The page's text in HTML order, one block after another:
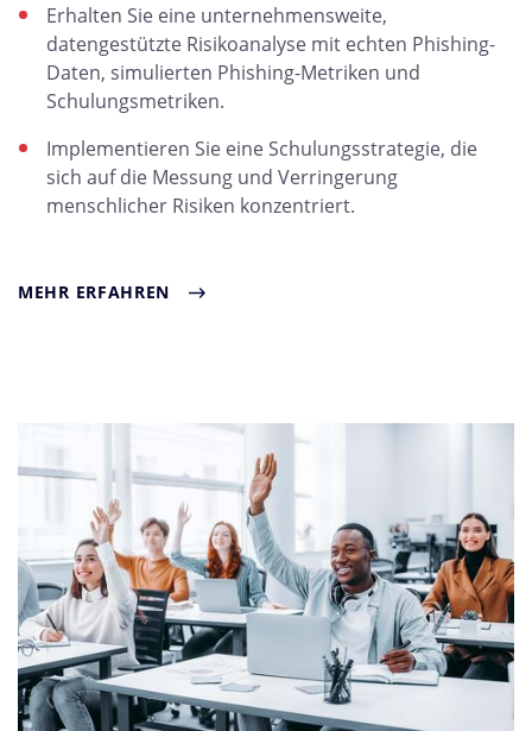
Erhalten Sie eine unternehmensweite,
datengestützte Risikoanalyse mit echten Phishing-
Daten, simulierten Phishing-Metriken und
Schulungsmetriken.
Implementieren Sie eine Schulungsstrategie, die
sich auf die Messung und Verringerung
menschlicher Risiken konzentriert.
MEHR ERFAHREN